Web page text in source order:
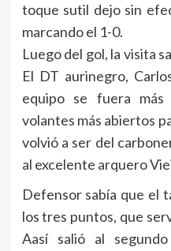
toque sutil dejo sin
marcando el 1-0.
Luego del gol, la visita
El DT aurinegro,
equipo se fuera más
volantes más abiertos
volvió a ser del
al excelente arquero
Defensor sabía que el
los tres puntos, que
Aasí salió al